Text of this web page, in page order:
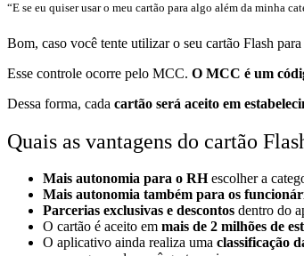
“E se eu quiser usar o meu cartão para algo além da minha
Bom, caso você tente utilizar o seu cartão Flash
Esse controle ocorre pelo MCC. O MCC é um
Dessa forma, cada cartão será aceito em
Quais as vantagens do cartão
Mais autonomia para o RHescolher a
Mais autonomia também para os
Parcerias exclusivas e descontos dentro do
O cartão é aceito em mais de 2 milhões de
O aplicativo ainda realiza uma classificação